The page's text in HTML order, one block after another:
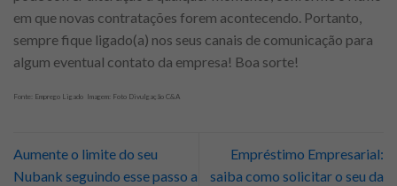
em que novas contratações forem acontecendo. Portanto,
sempre fique ligado(a) nos seus canais de comunicação para
algum eventual contato da empresa! Boa sorte!
Fonte: Emprego Ligado Imagem: Foto Divulgação C&A
Aumente o limite do seu
Nubank seguindo esse passo a
Empréstimo Empresarial:
saiba como solicitar o seu da